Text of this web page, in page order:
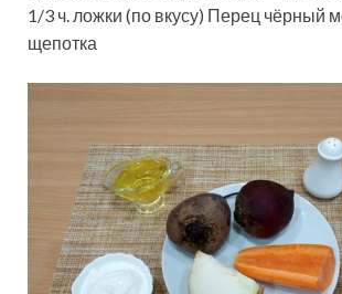
1/3 ч. ложки (по вкусу) Перец чёрный
щепотка